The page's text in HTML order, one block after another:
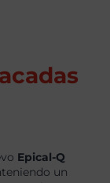
Epical-Q
un